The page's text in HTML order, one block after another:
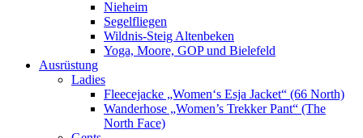
Nieheim
Segelfliegen
Wildnis-Steig Altenbeken
Yoga, Moore, GOP und Bielefeld
Ausrüstung
Ladies
Fleecejacke „Women‘s Esja Jacket“ (66 North)
Wanderhose „Women’s Trekker Pant“ (The
North Face)